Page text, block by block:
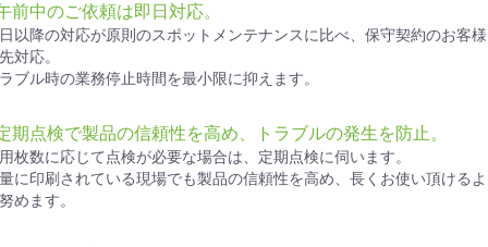
前中のご依頼は即日対応。
以降の対応が原則のスポットメンテナンスに比べ、保守契約のお客
対応。
ブル時の業務停止時間を最小限に抑えます。
期点検で製品の信頼性を高め、トラブルの発生を防止。
枚数に応じて点検が必要な場合は、定期点検に伺います。
に印刷されている現場でも製品の信頼性を高め、長くお使い頂ける
めます。